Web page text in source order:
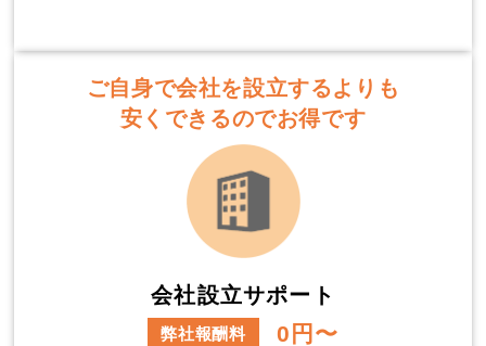
ご自身で会社を設立するよりも
安くできるのでお得です
会社設立サポート
弊社報酬料 0円〜